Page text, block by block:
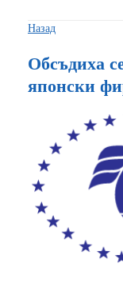
Назад
Обсъдиха
японски